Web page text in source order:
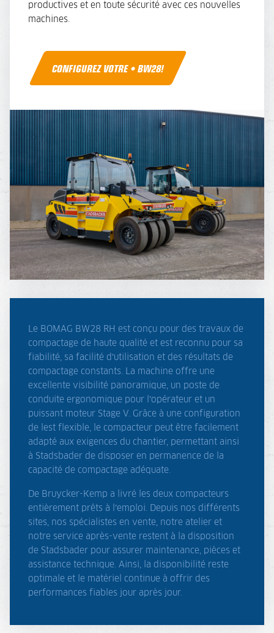
productives et en toute sécurité avec ces nouvelles
machines.
CONFIGUREZ VOTRE • BW28!
Le BOMAG BW28 RH est conçu pour des travaux de
compactage de haute qualité et est reconnu pour sa
fiabilité, sa facilité d’utilisation et des résultats de
compactage constants. La machine offre une
excellente visibilité panoramique, un poste de
conduite ergonomique pour l’opérateur et un
puissant moteur Stage V. Grâce à une configuration
de lest flexible, le compacteur peut être facilement
adapté aux exigences du chantier, permettant ainsi
à Stadsbader de disposer en permanence de la
capacité de compactage adéquate.
De Bruycker-Kemp a livré les deux compacteurs
entièrement prêts à l’emploi. Depuis nos différents
sites, nos spécialistes en vente, notre atelier et
notre service après-vente restent à la disposition
de Stadsbader pour assurer maintenance, pièces et
assistance technique. Ainsi, la disponibilité reste
optimale et le matériel continue à offrir des
performances fiables jour après jour.